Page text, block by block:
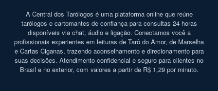
A Central dos Tarólogos é uma plataforma online que reúne
tarólogos e cartomantes de confiança para consultas 24 horas
disponíveis via chat, áudio e ligação. Conectamos você a
profissionais experientes em leituras de Tarô do Amor, de Marselha
e Cartas Ciganas, trazendo aconselhamento e direcionamento para
suas decisões. Atendimento confidencial e seguro para clientes no
Brasil e no exterior, com valores a partir de R$ 1,29 por minuto.